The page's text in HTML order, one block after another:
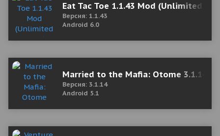
Eat Tac Toe 1.1.43 Mod (Unlimited
Версия: 1.1.43
Android 6.0
Married to the Mafia: Otome 3.1.14
Версия: 3.1.14
Android 5.1